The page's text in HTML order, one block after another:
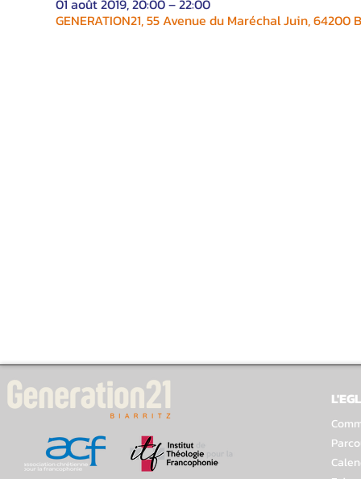
01 août 2019, 20:00 – 22:00
GENERATION21, 55 Avenue du Maréchal Juin, 64200